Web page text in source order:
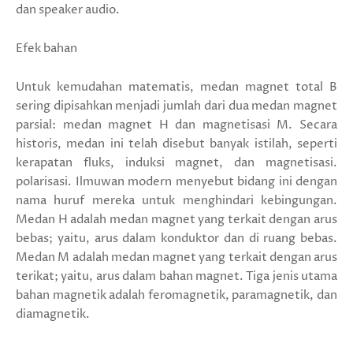
dan speaker audio.
Efek bahan
Untuk kemudahan matematis, medan magnet total B
sering dipisahkan menjadi jumlah dari dua medan magnet
parsial: medan magnet H dan magnetisasi M. Secara
historis, medan ini telah disebut banyak istilah, seperti
kerapatan fluks, induksi magnet, dan magnetisasi.
polarisasi. Ilmuwan modern menyebut bidang ini dengan
nama huruf mereka untuk menghindari kebingungan.
Medan H adalah medan magnet yang terkait dengan arus
bebas; yaitu, arus dalam konduktor dan di ruang bebas.
Medan M adalah medan magnet yang terkait dengan arus
terikat; yaitu, arus dalam bahan magnet. Tiga jenis utama
bahan magnetik adalah feromagnetik, paramagnetik, dan
diamagnetik.